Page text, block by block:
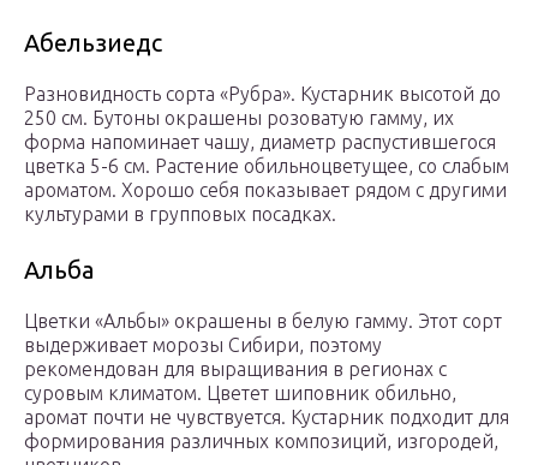
Абельзиедс
Разновидность сорта «Рубра». Кустарник высотой до
250 см. Бутоны окрашены розоватую гамму, их
форма напоминает чашу, диаметр распустившегося
цветка 5-6 см. Растение обильноцветущее, со слабым
ароматом. Хорошо себя показывает рядом с другими
культурами в групповых посадках.
Альба
Цветки «Альбы» окрашены в белую гамму. Этот сорт
выдерживает морозы Сибири, поэтому
рекомендован для выращивания в регионах с
суровым климатом. Цветет шиповник обильно,
аромат почти не чувствуется. Кустарник подходит для
формирования различных композиций, изгородей,